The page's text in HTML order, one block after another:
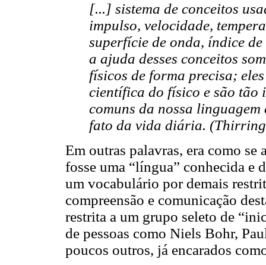
[...] sistema de conceitos
impulso, velocidade,
superfície de onda, índice
a ajuda desses conceitos
físicos de forma precisa;
científica do físico e são tão
comuns da nossa
fato da vida diária.
Em outras palavras, era como
fosse uma “língua” conhecida e
um vocabulário por demais
compreensão e comunicação
restrita a um grupo seleto de
de pessoas como Niels Bohr,
poucos outros, já encarados